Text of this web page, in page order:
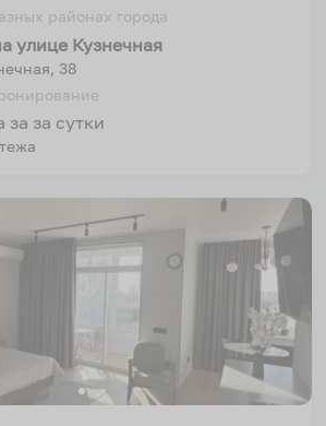
районах города
улице Кузнечная
38
за за сутки